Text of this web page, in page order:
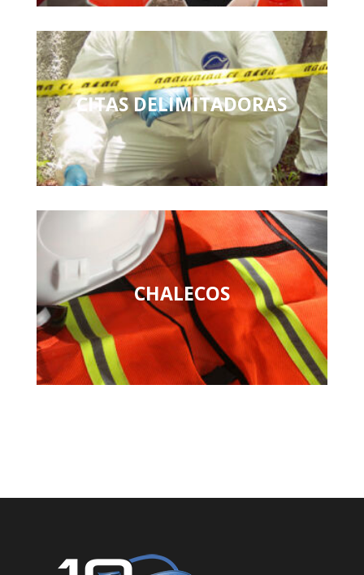
CITAS DELIMITADORAS
CHALECOS